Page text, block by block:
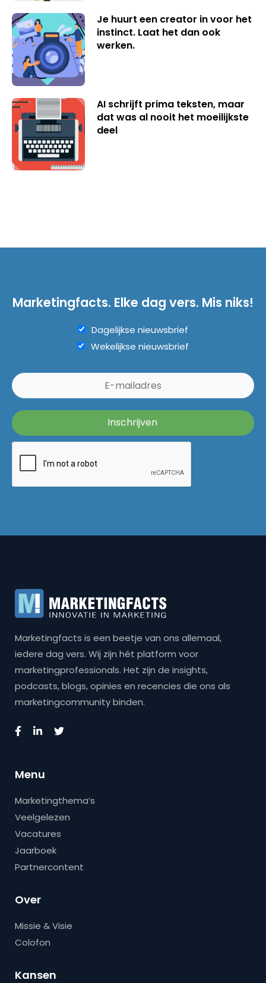
Je huurt een creator in voor het
instinct. Laat het dan ook
werken.
AI schrijft prima teksten, maar
dat was al nooit het moeilijkste
deel
Marketingfacts. Elke dag vers. Mis niks!
Dagelijkse nieuwsbrief
Wekelijkse nieuwsbrief
Marketingfacts is een beetje van ons allemaal,
iedere dag vers. Wij zijn hét platform voor
marketingprofessionals. Het zijn de insights,
podcasts, blogs, opinies en recencies die ons als
marketingcommunity binden.
Menu
Marketingthema’s
Veelgelezen
Vacatures
Jaarboek
Partnercontent
Over
Missie & Visie
Colofon
Kansen